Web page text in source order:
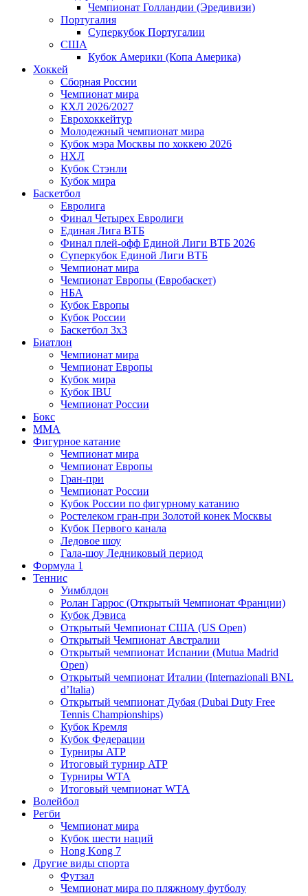
Чемпионат Голландии (Эредивизи)
Португалия
Суперкубок Португалии
США
Кубок Америки (Копа Америка)
Хоккей
Сборная России
Чемпионат мира
КХЛ 2026/2027
Еврохоккейтур
Молодежный чемпионат мира
Кубок мэра Москвы по хоккею 2026
НХЛ
Кубок Стэнли
Кубок мира
Баскетбол
Евролига
Финал Четырех Евролиги
Единая Лига ВТБ
Финал плей-офф Единой Лиги ВТБ 2026
Суперкубок Единой Лиги ВТБ
Чемпионат мира
Чемпионат Европы (Евробаскет)
НБА
Кубок Европы
Кубок России
Баскетбол 3х3
Биатлон
Чемпионат мира
Чемпионат Европы
Кубок мира
Кубок IBU
Чемпионат России
Бокс
MMA
Фигурное катание
Чемпионат мира
Чемпионат Европы
Гран-при
Чемпионат России
Кубок России по фигурному катанию
Ростелеком гран-при Золотой конек Москвы
Кубок Первого канала
Ледовое шоу
Гала-шоу Ледниковый период
Формула 1
Теннис
Уимблдон
Ролан Гаррос (Открытый Чемпионат Франции)
Кубок Дэвиса
Открытый Чемпионат США (US Open)
Открытый Чемпионат Австралии
Открытый чемпионат Испании (Mutua Madrid
Open)
Открытый чемпионат Италии (Internazionali BNL
d’Italia)
Открытый чемпионат Дубая (Dubai Duty Free
Tennis Championships)
Кубок Кремля
Кубок Федерации
Турниры ATP
Итоговый турнир ATP
Турниры WTA
Итоговый чемпионат WTA
Волейбол
Регби
Чемпионат мира
Кубок шести наций
Hong Kong 7
Другие виды спорта
Футзал
Чемпионат мира по пляжному футболу